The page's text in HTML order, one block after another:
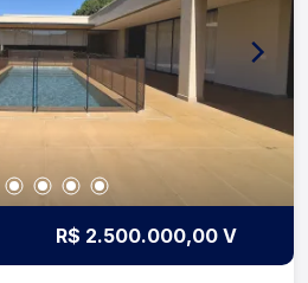
R$ 2.500.000,00 V